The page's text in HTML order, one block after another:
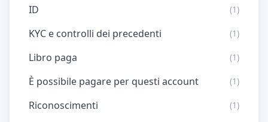
ID (1)
KYC e controlli dei precedenti (1)
Libro paga (1)
È possibile pagare per questi account (1)
Riconoscimenti (1)